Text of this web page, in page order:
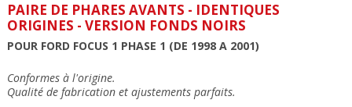
PAIRE DE PHARES AVANTS - IDENTIQUES
ORIGINES - VERSION FONDS NOIRS
POUR FORD FOCUS 1 PHASE 1 (DE 1998 A 2001)
Conformes à l'origine.
Qualité de fabrication et ajustements parfaits.